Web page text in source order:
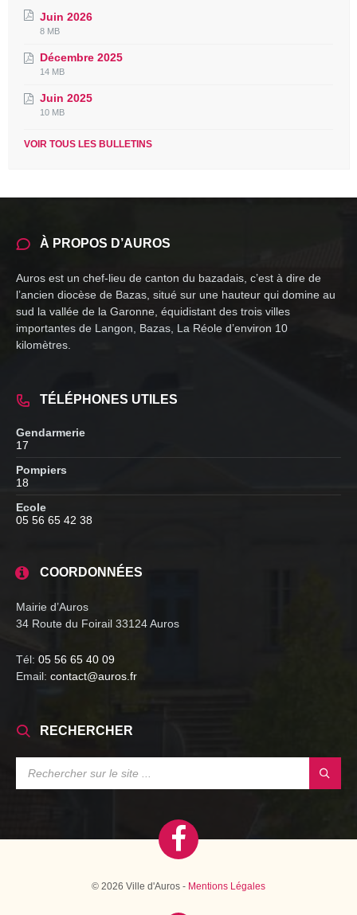
Juin 2026
File
pdf
File
8 MB
Décembre 2025
File
pdf
File
14 MB
Juin 2025
File
pdf
File
10 MB
VOIR TOUS LES BULLETINS
À PROPOS D’AUROS
Auros est un chef-lieu de canton du bazadais, c’est à dire de
l’ancien diocèse de Bazas, situé sur une hauteur qui domine au
sud la vallée de la Garonne, équidistant des trois villes
importantes de Langon, Bazas, La Réole d’environ 10
kilomètres.
TÉLÉPHONES UTILES
Gendarmerie
17
Pompiers
18
Ecole
05 56 65 42 38
COORDONNÉES
Mairie d’Auros
34 Route du Foirail 33124 Auros
Tél: 05 56 65 40 09
Email: contact@auros.fr
RECHERCHER
© 2026 Ville d'Auros - Mentions Légales